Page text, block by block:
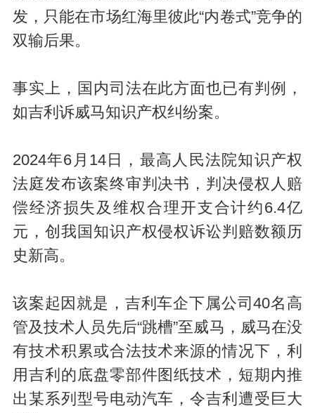
发，只能在市场红海里彼此“内卷式”竞争的
双输后果。
事实上，国内司法在此方面也已有判例，
如吉利诉威马知识产权纠纷案。
2024年6月14日，最高人民法院知识产权
法庭发布该案终审判决书，判决侵权人赔
偿经济损失及维权合理开支合计约6.4亿
元，创我国知识产权侵权诉讼判赔数额历
史新高。
该案起因就是，吉利车企下属公司40名高
管及技术人员先后“跳槽”至威马，威马在没
有技术积累或合法技术来源的情况下，利
用吉利的底盘零部件图纸技术，短期内推
出某系列型号电动汽车，令吉利遭受巨大